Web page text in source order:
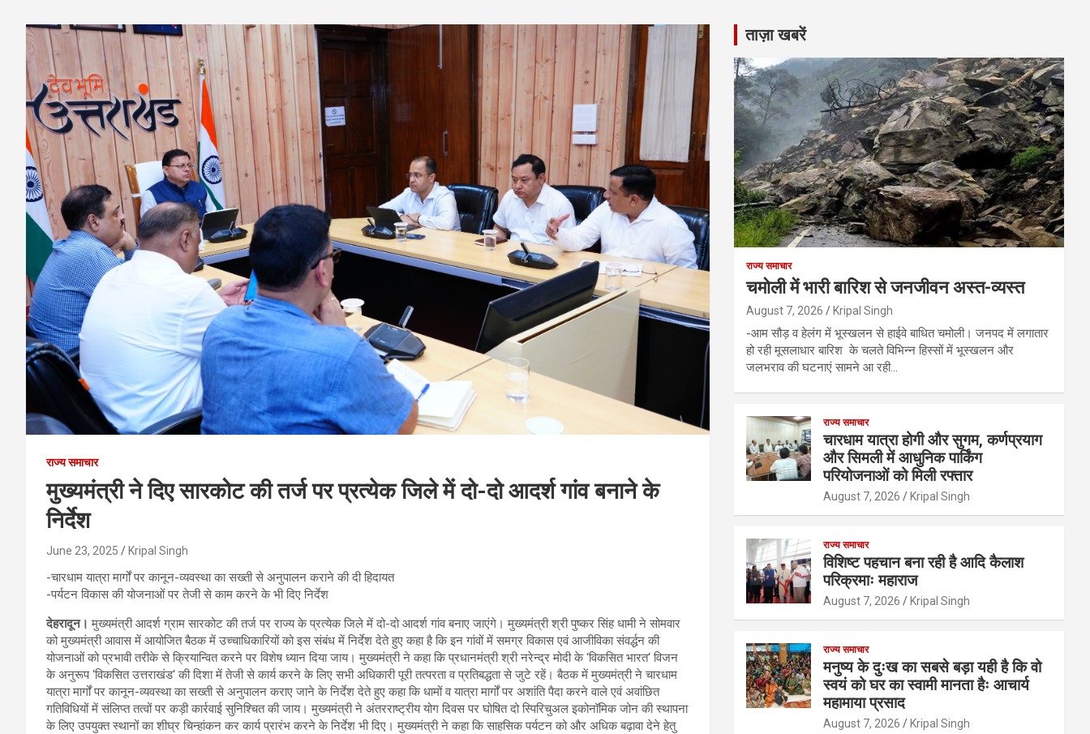
राज्य समाचार
मुख्यमंत्री ने दिए सारकोट की तर्ज पर प्रत्येक जिले में दो-दो आदर्श गांव बनाने के
निर्देश
June 23, 2025 Kripal Singh
-चारधाम यात्रा मार्गों पर कानून-व्यवस्था का सख्ती से अनुपालन कराने की दी हिदायत
-पर्यटन विकास की योजनाओं पर तेजी से काम करने के भी दिए निर्देश
देहरादून। मुख्यमंत्री आदर्श ग्राम सारकोट की तर्ज पर राज्य के प्रत्येक जिले में दो-दो आदर्श गांव बनाए जाएंगे। मुख्यमंत्री श्री पुष्कर सिंह धामी ने सोमवार
को मुख्यमंत्री आवास में आयोजित बैठक में उच्चाधिकारियों को इस संबंध में निर्देश देते हुए कहा है कि इन गांवों में समग्र विकास एवं आजीविका संवर्द्धन की
योजनाओं को प्रभावी तरीके से क्रियान्वित करने पर विशेष ध्यान दिया जाय। मुख्यमंत्री ने कहा कि प्रधानमंत्री श्री नरेन्द्र मोदी के ‘विकसित भारत‘ विजन
के अनुरूप ‘विकसित उत्तराखंड‘ की दिशा में तेजी से कार्य करने के लिए सभी अधिकारी पूरी तत्परता व प्रतिबद्धता से जुटे रहें। बैठक में मुख्यमंत्री ने चारधाम
यात्रा मार्गों पर कानून-व्यवस्था का सख्ती से अनुपालन कराए जाने के निर्देश देते हुए कहा कि धामों व यात्रा मार्गों पर अशांति पैदा करने वाले एवं अवांछित
गतिविधियों में संलिप्त तत्वों पर कड़ी कार्रवाई सुनिश्चित की जाय। मुख्यमंत्री ने अंतरराष्ट्रीय योग दिवस पर घोषित दो स्पिरिचुअल इकोनॉमिक जोन की स्थापना
के लिए उपयुक्त स्थानों का शीघ्र चिन्हांकन कर कार्य प्रारंभ करने के निर्देश भी दिए। मुख्यमंत्री ने कहा कि साहसिक पर्यटन को और अधिक बढ़ावा देने हेतु
ताज़ा खबरें
राज्य समाचार
चमोली में भारी बारिश से जनजीवन अस्त-व्यस्त
August 7, 2026 Kripal Singh
-आम सौड़ व हेलंग में भूस्खलन से हाईवे बाधित चमोली। जनपद में लगातार
हो रही मूसलाधार बारिश के चलते विभिन्न हिस्सों में भूस्खलन और
जलभराव की घटनाएं सामने आ रही…
राज्य समाचार
चारधाम यात्रा होगी और सुगम, कर्णप्रयाग
और सिमली में आधुनिक पार्किंग
परियोजनाओं को मिली रफ्तार
August 7, 2026 Kripal Singh
राज्य समाचार
विशिष्ट पहचान बना रही है आदि कैलाश
परिक्रमाः महाराज
August 7, 2026 Kripal Singh
राज्य समाचार
मनुष्य के दुःख का सबसे बड़ा यही है कि वो
स्वयं को घर का स्वामी मानता हैः आचार्य
महामाया प्रसाद
August 7, 2026 Kripal Singh